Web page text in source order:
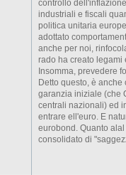
controllo
industriali e fiscali
politica unitaria
adottato
anche per noi,
rado ha creato legami
Insomma, prevedere
Detto questo, è
garanzia iniziale (che
centrali nazionali) ed
entrare ell'euro. E
eurobond. Quanto
consolidato di